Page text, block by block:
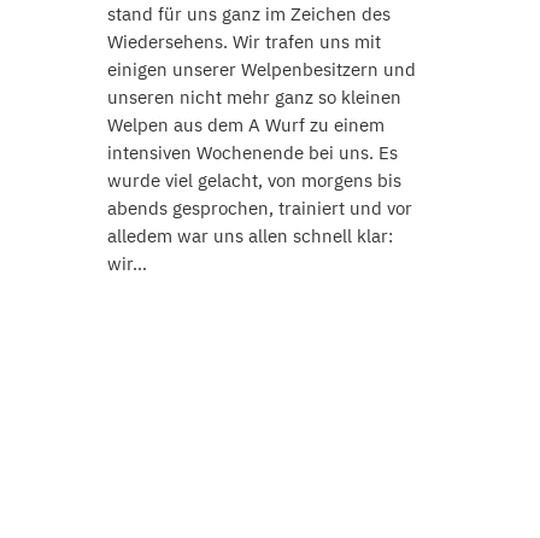
stand für uns ganz im Zeichen des
Wiedersehens. Wir trafen uns mit
einigen unserer Welpenbesitzern und
unseren nicht mehr ganz so kleinen
Welpen aus dem A Wurf zu einem
intensiven Wochenende bei uns. Es
wurde viel gelacht, von morgens bis
abends gesprochen, trainiert und vor
alledem war uns allen schnell klar:
wir…